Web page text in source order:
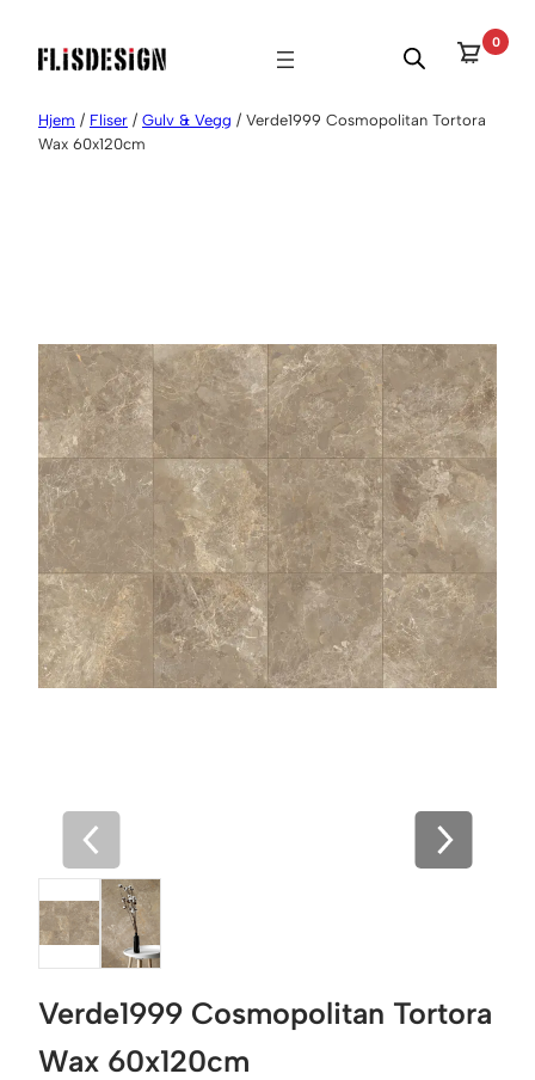
innhold
0
Hjem / Fliser / Gulv & Vegg / Verde1999 Cosmopolitan Tortora
Wax 60x120cm
Verde1999 Cosmopolitan Tortora
Wax 60x120cm